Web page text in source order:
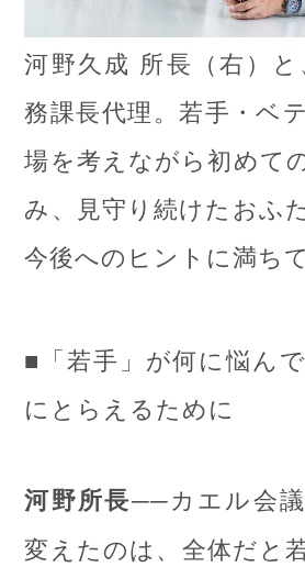
河野久成 所長（右）
務課長代理。若手・ベ
場を考えながら初めて
み、見守り続けたおふ
今後へのヒントに満ち
■「若手」が何に悩ん
にとらえるために
河野所長──カエル会
変えたのは、全体だと